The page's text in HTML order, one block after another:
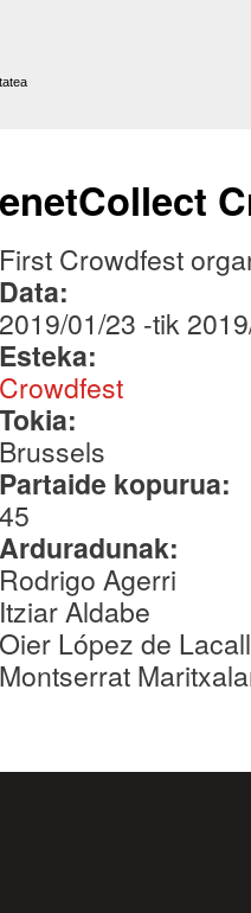
enetCollect
First Crowdfest
Data:
2019/01/23 -tik
Esteka:
Crowdfest
Tokia:
Brussels
Partaide kopurua:
45
Arduradunak:
Rodrigo Agerri
Itziar Aldabe
Oier López de
Montserrat